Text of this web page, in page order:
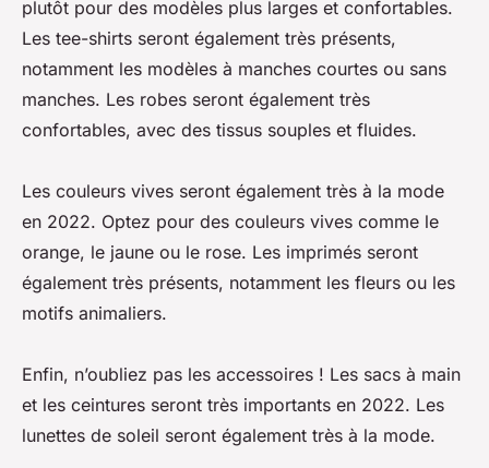
plutôt pour des modèles plus larges et confortables.
Les tee-shirts seront également très présents,
notamment les modèles à manches courtes ou sans
manches. Les robes seront également très
confortables, avec des tissus souples et fluides.
Les couleurs vives seront également très à la mode
en 2022. Optez pour des couleurs vives comme le
orange, le jaune ou le rose. Les imprimés seront
également très présents, notamment les fleurs ou les
motifs animaliers.
Enfin, n’oubliez pas les accessoires ! Les sacs à main
et les ceintures seront très importants en 2022. Les
lunettes de soleil seront également très à la mode.